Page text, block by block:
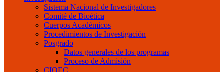
Sistema Nacional de Investigadores
Comité de Bioética
Cuerpos Académicos
Procedimientos de Investigación
Posgrado
Datos generales de los programas
Proceso de Admisión
CIQEC